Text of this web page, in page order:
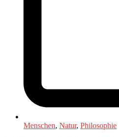
Menschen, Natur, Philosophie